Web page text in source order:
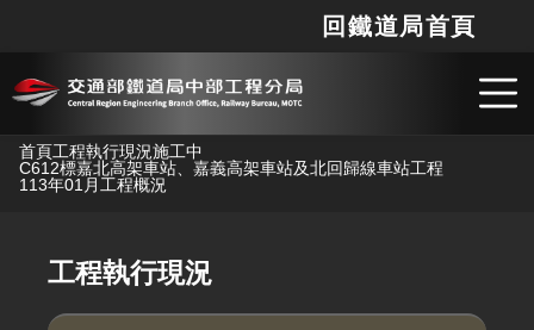
跳到主要內容
回鐵道局首頁
首頁工程執行現況施工中
C612標嘉北高架車站、嘉義高架車站及北回歸線車站工程
113年01月工程概況
工程執行現況